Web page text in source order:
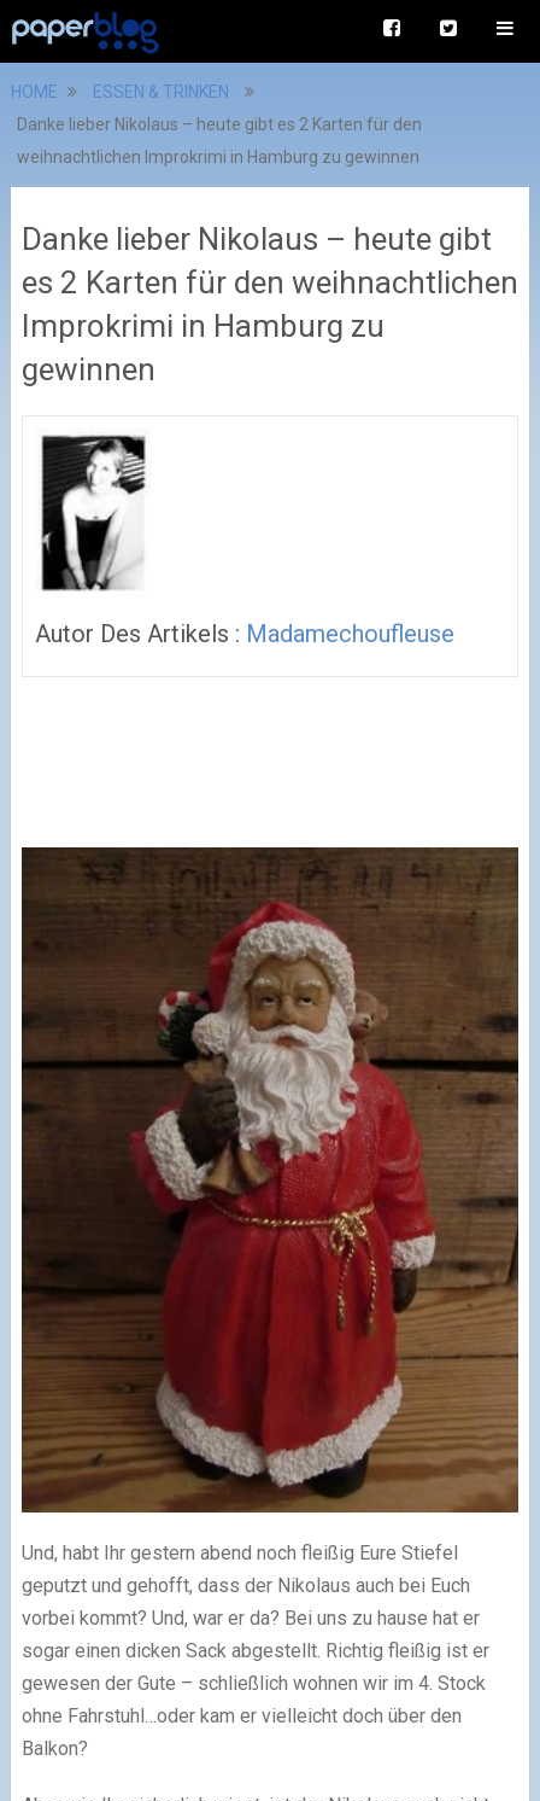
HOME
ESSEN & TRINKEN
Danke lieber Nikolaus – heute gibt es 2 Karten für den
weihnachtlichen Improkrimi in Hamburg zu gewinnen
Danke lieber Nikolaus – heute gibt
es 2 Karten für den weihnachtlichen
Improkrimi in Hamburg zu
gewinnen
Autor Des Artikels : Madamechoufleuse
Und, habt Ihr gestern abend noch fleißig Eure Stiefel
geputzt und gehofft, dass der Nikolaus auch bei Euch
vorbei kommt? Und, war er da? Bei uns zu hause hat er
sogar einen dicken Sack abgestellt. Richtig fleißig ist er
gewesen der Gute – schließlich wohnen wir im 4. Stock
ohne Fahrstuhl…oder kam er vielleicht doch über den
Balkon?